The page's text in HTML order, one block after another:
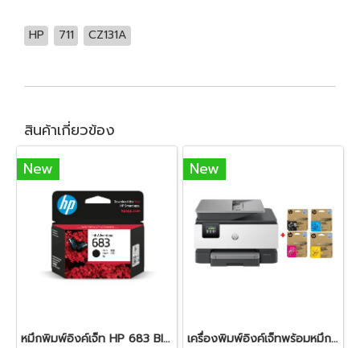
HP 711 CZ131A
สินค้าเกี่ยวข้อง
New
หมึกพิมพ์อิงค์เจ็ท HP 683 Black
New
เครื่องพิมพ์อิงค์เจ็ทพร้อมหมึก HP OfficeJet Pro 9120 + HP 938e BK/C/M/Y